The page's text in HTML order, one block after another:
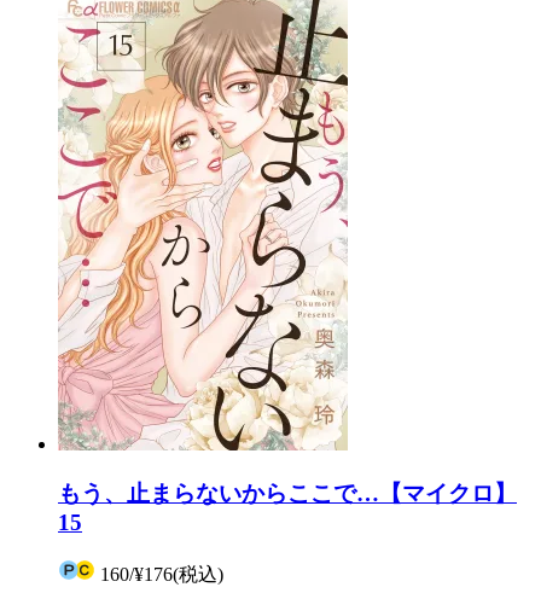
もう、止まらないからここで…【マイクロ】
15
160/¥176(税込)